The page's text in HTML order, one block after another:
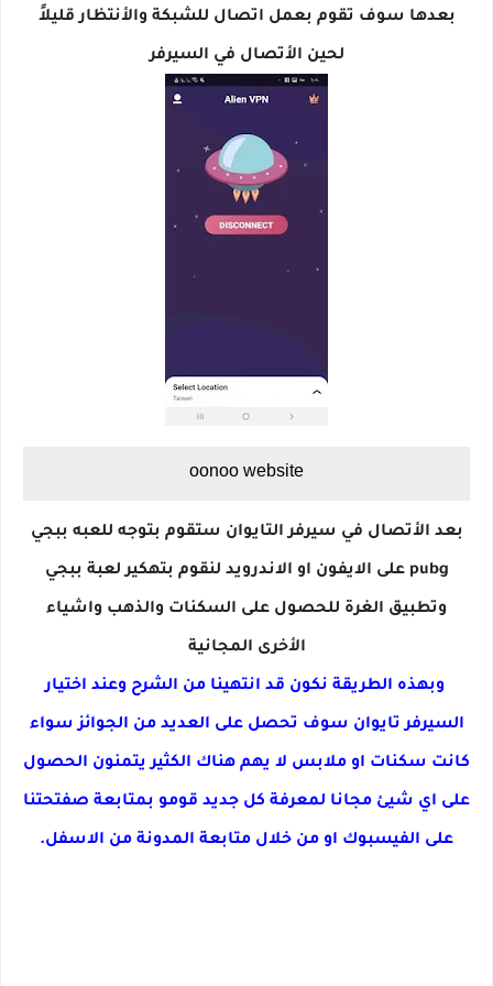
بعدها سوف تقوم بعمل اتصال للشبكة والأنتظار قليلاً
لحين الأتصال في السيرفر
oonoo website
بعد الأتصال في سيرفر التايوان ستقوم بتوجه للعبه ببجي
pubg على الايفون او الاندرويد لنقوم بتهكير لعبة ببجي
وتطبيق الغرة للحصول على السكنات والذهب واشياء
الأخرى المجانية
وبهذه الطريقة نكون قد انتهينا من الشرح وعند اختيار
السيرفر تايوان سوف تحصل على العديد من الجوائز سواء
كانت سكنات او ملابس لا يهم هناك الكثير يتمنون الحصول
على اي شيئ مجانا لمعرفة كل جديد قومو بمتابعة صفتحتنا
على الفيسبوك او من خلال متابعة المدونة من الاسفل.